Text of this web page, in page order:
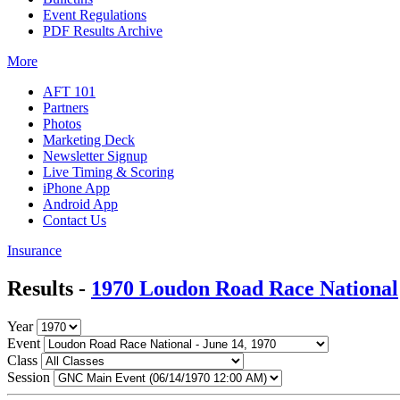
Event Regulations
PDF Results Archive
More
AFT 101
Partners
Photos
Marketing Deck
Newsletter Signup
Live Timing & Scoring
iPhone App
Android App
Contact Us
Insurance
Results - 1970 Loudon Road Race National
Year
Event
Class
Session